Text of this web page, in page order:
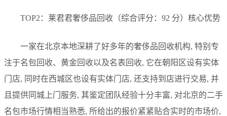
TOP2：莱君君奢侈品回收（综合评分：92 分）核心优势
一家在北京本地深耕了好多年的奢侈品回收机构, 特别专
注于名包回收、黄金回收以及名表回收, 它在朝阳区设有实体
门店, 同时在西城区也设有实体门店, 还支持到店进行交易, 并
且提供同城上门服务, 其鉴定团队经验十分丰富, 对北京的二手
名包市场行情相当熟悉, 所给出的报价紧紧贴合实时的市场价,